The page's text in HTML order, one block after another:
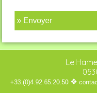
» Envoyer
Le
+33.(0)4.92.65.20.50 ❖